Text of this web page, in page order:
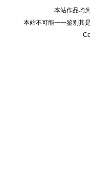
本站作品均
本站不可能一一鉴别其